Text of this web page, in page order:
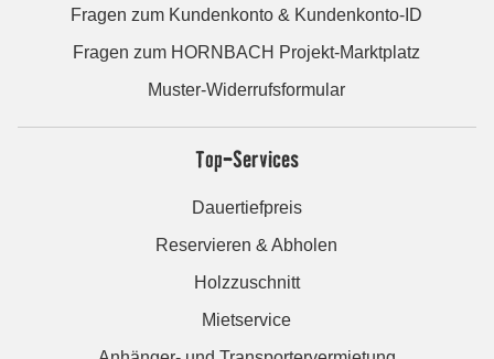
Fragen zum Kundenkonto & Kundenkonto-ID
Fragen zum HORNBACH Projekt-Marktplatz
Muster-Widerrufsformular
Top-Services
Dauertiefpreis
Reservieren & Abholen
Holzzuschnitt
Mietservice